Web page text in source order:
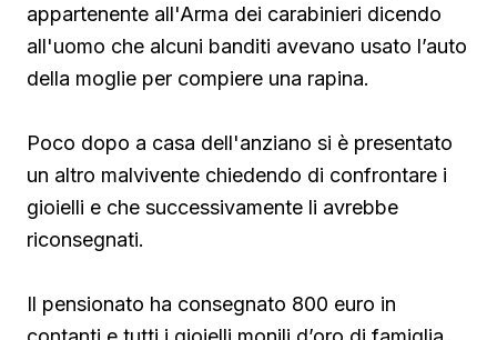
appartenente all'Arma dei carabinieri dicendo
all'uomo che alcuni banditi avevano usato l’auto
della moglie per compiere una rapina.
Poco dopo a casa dell'anziano si è presentato
un altro malvivente chiedendo di confrontare i
gioielli e che successivamente li avrebbe
riconsegnati.
Il pensionato ha consegnato 800 euro in